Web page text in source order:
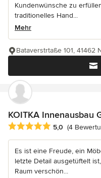
Kundenwünsche zu
traditionelles Hand...
Mehr
Bataverstrtaße 101, 41462
KOITKA Innenausbau
Durchschnittliche
5,0 (4
Es ist eine Freude, ein
letzte Detail ausgetüftelt
Raum verschön...